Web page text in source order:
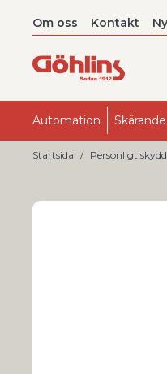
Om oss Kontakt
Automation
Startsida Personligt skydd